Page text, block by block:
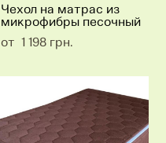
Чехол на матрас из
микрофибры песочный
от 1 198 грн.